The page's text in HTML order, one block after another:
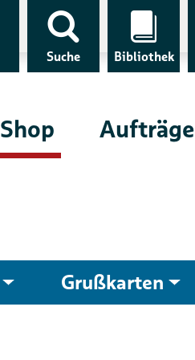
Suche Bibliothek
Shop Aufträge
Grußkarten